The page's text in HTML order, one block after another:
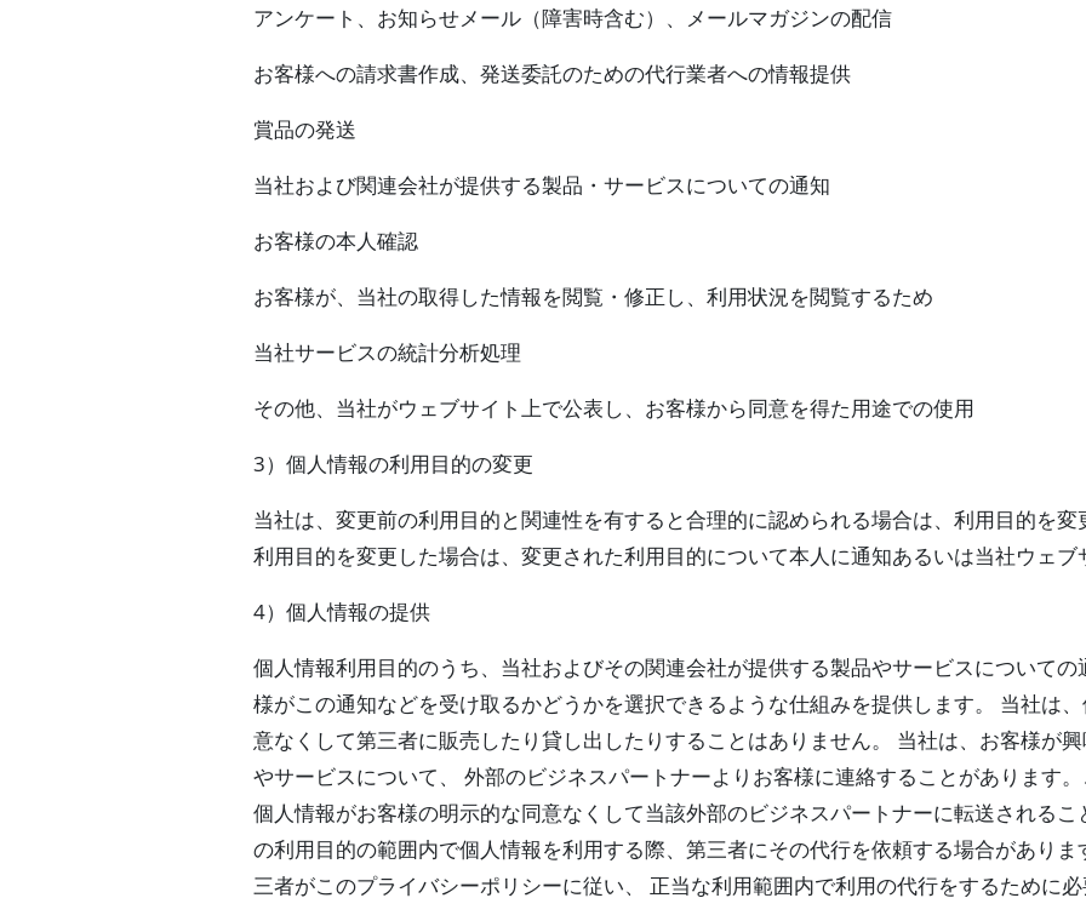
アンケート、お知らせメール（障害時含む）、メールマガジンの配信
お客様への請求書作成、発送委託のための代行業者への情報提供
賞品の発送
当社および関連会社が提供する製品・サービスについての通知
お客様の本人確認
お客様が、当社の取得した情報を閲覧・修正し、利用状況を閲覧するため
当社サービスの統計分析処理
その他、当社がウェブサイト上で公表し、お客様から同意を得た用途での使用
3）個人情報の利用目的の変更
当社は、変更前の利用目的と関連性を有すると合理的に認められる場合は、利用目的を
利用目的を変更した場合は、変更された利用目的について本人に通知あるいは当社ウェ
4）個人情報の提供
個人情報利用目的のうち、当社およびその関連会社が提供する製品やサービスについて
様がこの通知などを受け取るかどうかを選択できるような仕組みを提供します。 当社は
意なくして第三者に販売したり貸し出したりすることはありません。 当社は、お客様が
やサービスについて、 外部のビジネスパートナーよりお客様に連絡することがあります
個人情報がお客様の明示的な同意なくして当該外部のビジネスパートナーに転送される
の利用目的の範囲内で個人情報を利用する際、第三者にその代行を依頼する場合があり
三者がこのプライバシーポリシーに従い、 正当な利用範囲内で利用の代行をするために